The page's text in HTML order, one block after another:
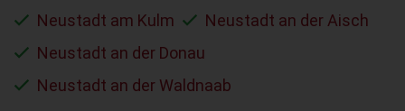
Neustadt am Kulm
Neustadt an der Aisch
Neustadt an der Donau
Neustadt an der Waldnaab